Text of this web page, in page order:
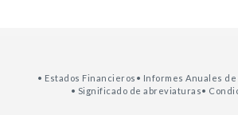
• Estados Financieros • Informes Anuales
• Significado de abreviaturas•